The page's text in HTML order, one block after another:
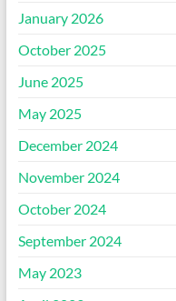
January 2026
October 2025
June 2025
May 2025
December 2024
November 2024
October 2024
September 2024
May 2023